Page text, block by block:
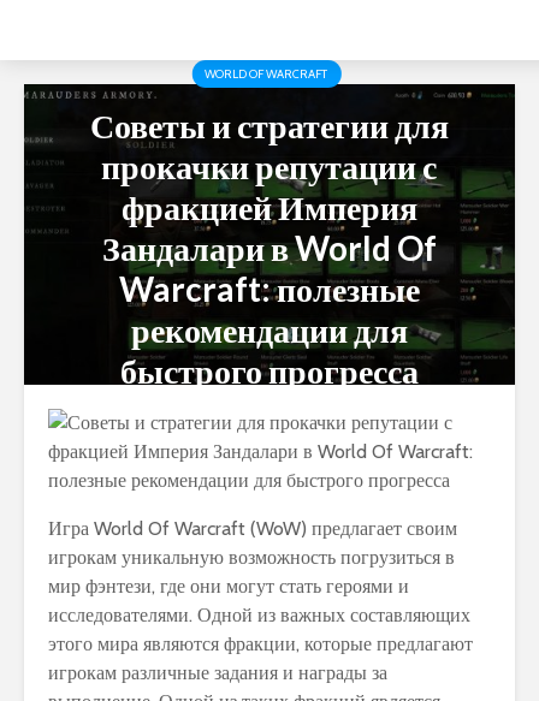
WORLD OF WARCRAFT
Советы и стратегии для
прокачки репутации с
фракцией Империя
Зандалари в World Of
Warcraft: полезные
рекомендации для
быстрого прогресса
Игра World Of Warcraft (WoW) предлагает своим
игрокам уникальную возможность погрузиться в
мир фэнтези, где они могут стать героями и
исследователями. Одной из важных составляющих
этого мира являются фракции, которые предлагают
игрокам различные задания и награды за